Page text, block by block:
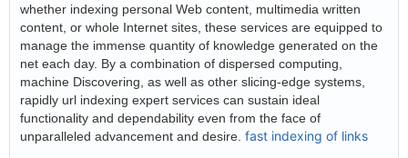
whether indexing personal Web content, multimedia written
content, or whole Internet sites, these services are equipped to
manage the immense quantity of knowledge generated on the
net each day. By a combination of dispersed computing,
machine Discovering, as well as other slicing-edge systems,
rapidly url indexing expert services can sustain ideal
functionality and dependability even from the face of
unparalleled advancement and desire. fast indexing of links